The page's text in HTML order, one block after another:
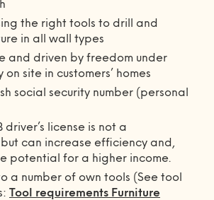
the right tools to drill and
in all wall types
and driven by freedom under
site in customers’ homes
social security number (personal
license is not a
can increase efficiency and,
potential for a higher income.
a number of own tools (See tool
Tool requirements Furniture